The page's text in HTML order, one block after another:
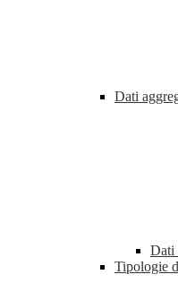
Dati
Dati
Tipologie